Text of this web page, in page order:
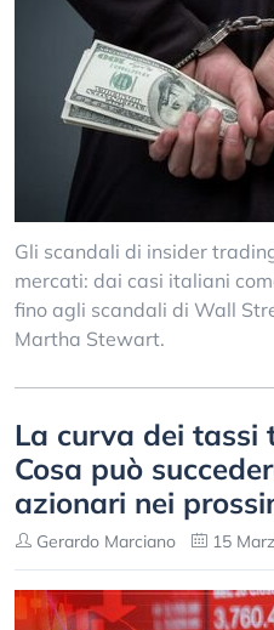
Gli scandali di insider
mercati: dai casi italiani
fino agli scandali di Wall
Martha Stewart.
La curva dei tassi
Cosa può
azionari nei
Gerardo Marciano 15